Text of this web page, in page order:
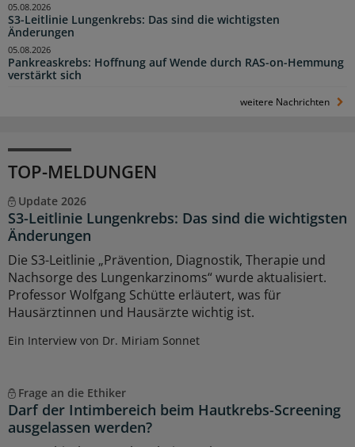
S3-Leitlinie Lungenkrebs: Das sind die wichtigsten
Änderungen
05.08.2026
Pankreaskrebs: Hoffnung auf Wende durch RAS-on-Hemmung
verstärkt sich
05.08.2026
weitere Nachrichten
TOP-MELDUNGEN
Update 2026
S3-Leitlinie Lungenkrebs: Das sind die wichtigsten
Änderungen
Die S3-Leitlinie „Prävention, Diagnostik, Therapie und
Nachsorge des Lungenkarzinoms“ wurde aktualisiert.
Professor Wolfgang Schütte erläutert, was für
Hausärztinnen und Hausärzte wichtig ist.
Ein Interview von Dr. Miriam Sonnet
Frage an die Ethiker
Darf der Intimbereich beim Hautkrebs-Screening
ausgelassen werden?